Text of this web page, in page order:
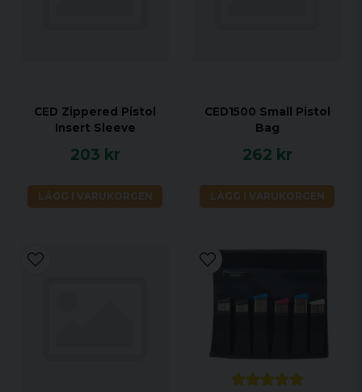
CED Zippered Pistol
Insert Sleeve
203 kr
LÄGG I VARUKORGEN
CED1500 Small Pistol
Bag
262 kr
LÄGG I VARUKORGEN